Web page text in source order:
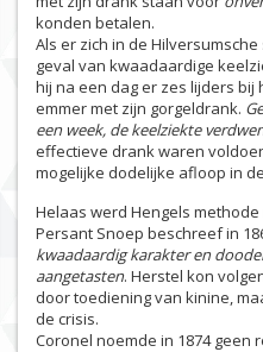
konden betalen.
Als er zich in de
geval van kwaadaardige
hij na een dag er zes lijders bij
emmer met zijn gorgeldrank.
een week, de keelziekte
effectieve drank waren
mogelijke dodelijke afloop in
Helaas werd Hengels
Persant Snoep beschreef in
kwaadaardig karakter en
aangetasten. Herstel kon
door toediening van kinine,
de crisis.
Coronel noemde in 1874 geen